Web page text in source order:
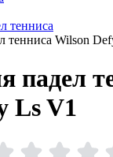
тенниса
тенниса Wilson
падел
LsV1